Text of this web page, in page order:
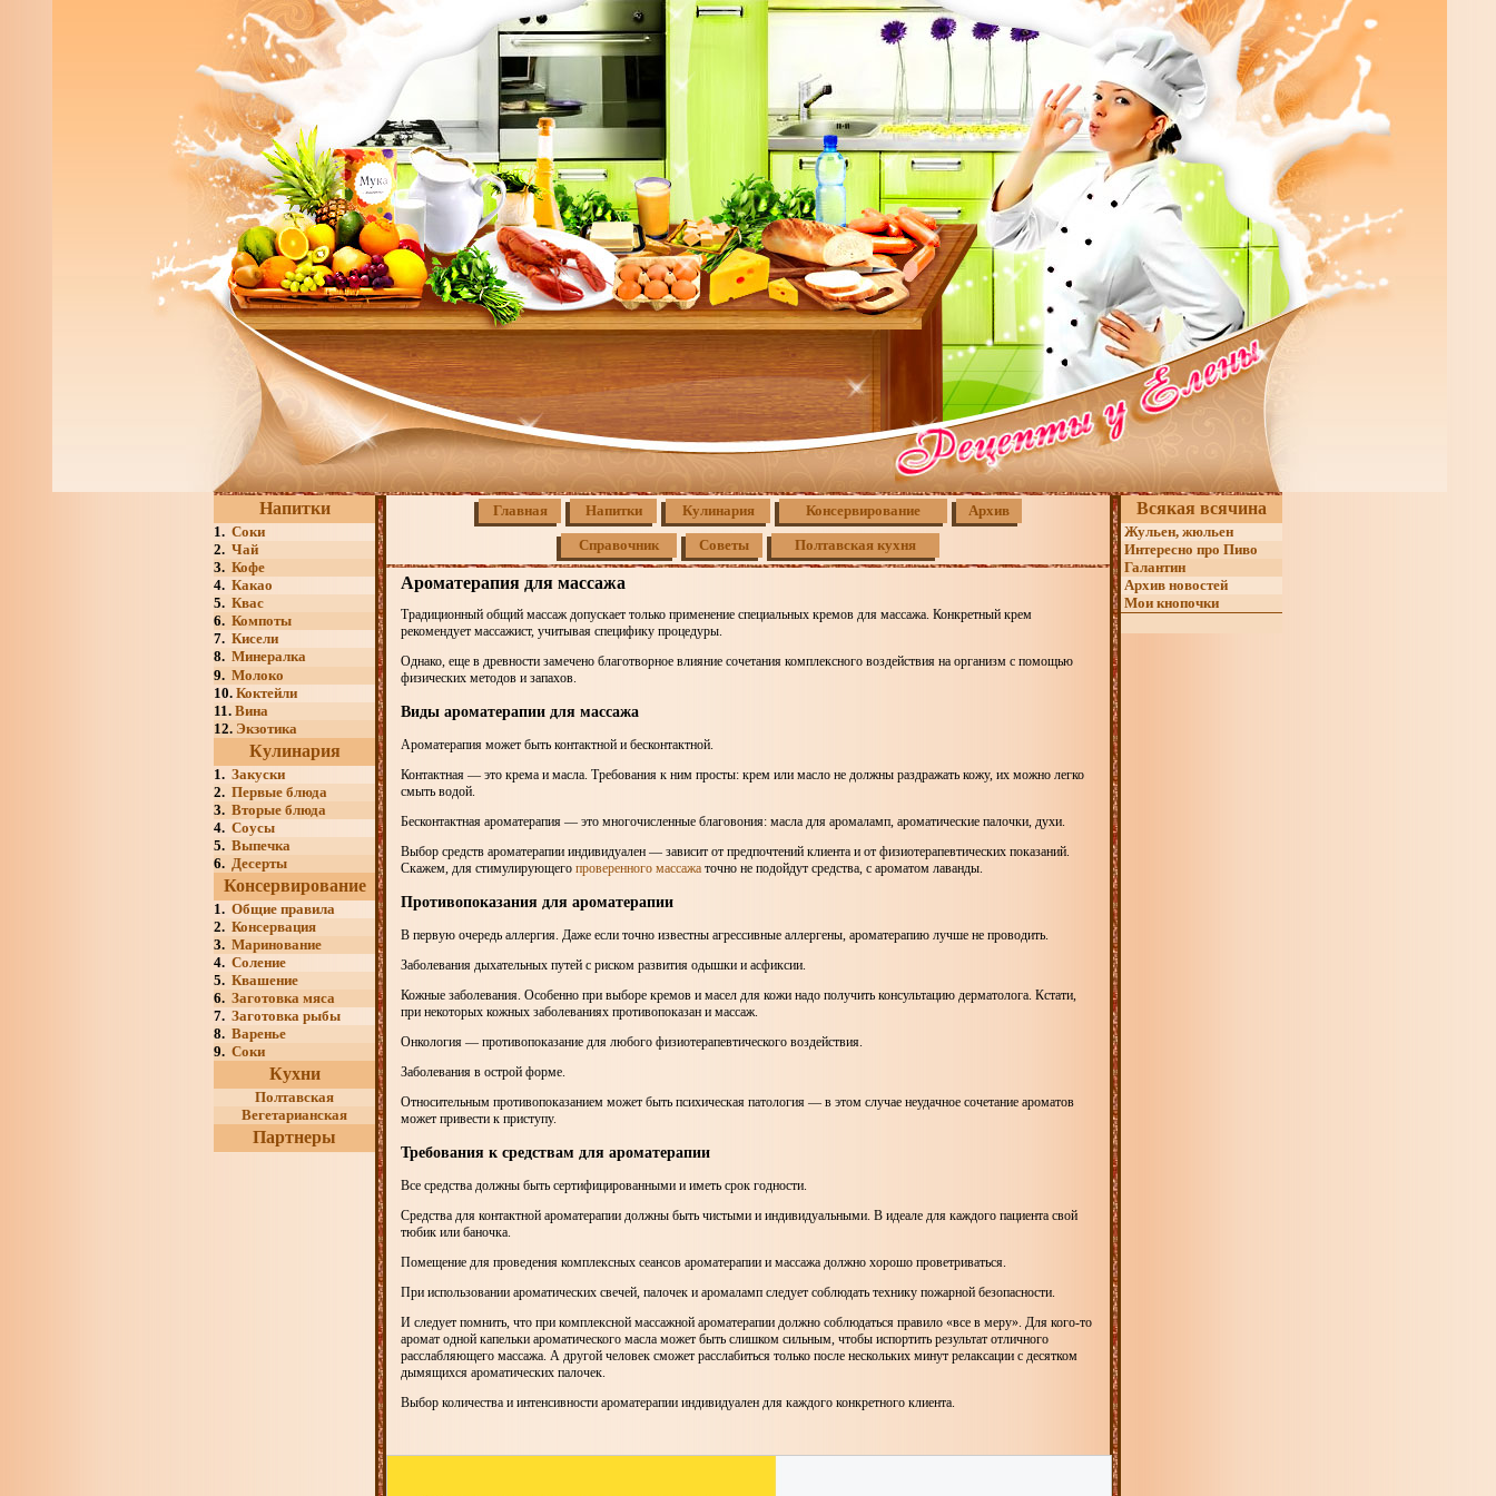
Напитки
1. Соки
2. Чай
3. Кофе
4. Какао
5. Квас
6. Компоты
7. Кисели
8. Минералка
9. Молоко
10. Коктейли
11. Вина
12. Экзотика
Кулинария
1. Закуски
2. Первые блюда
3. Вторые блюда
4. Соусы
5. Выпечка
6. Десерты
Консервирование
1. Общие правила
2. Консервация
3. Маринование
4. Соление
5. Квашение
6. Заготовка мяса
7. Заготовка рыбы
8. Варенье
9. Соки
Кухни
Полтавская
Вегетарианская
Партнеры
Главная Напитки Кулинария Консервирование Архив
Справочник Советы Полтавская кухня
Ароматерапия для массажа
Традиционный общий массаж допускает только применение специальных кремов для массажа. Конкретный крем
рекомендует массажист, учитывая специфику процедуры.
Однако, еще в древности замечено благотворное влияние сочетания комплексного воздействия на организм с помощью
физических методов и запахов.
Виды ароматерапии для массажа
Ароматерапия может быть контактной и бесконтактной.
Контактная — это крема и масла. Требования к ним просты: крем или масло не должны раздражать кожу, их можно легко
смыть водой.
Бесконтактная ароматерапия — это многочисленные благовония: масла для аромаламп, ароматические палочки, духи.
Выбор средств ароматерапии индивидуален — зависит от предпочтений клиента и от физиотерапевтических показаний.
Скажем, для стимулирующего проверенного массажа точно не подойдут средства, с ароматом лаванды.
Противопоказания для ароматерапии
В первую очередь аллергия. Даже если точно известны агрессивные аллергены, ароматерапию лучше не проводить.
Заболевания дыхательных путей с риском развития одышки и асфиксии.
Кожные заболевания. Особенно при выборе кремов и масел для кожи надо получить консультацию дерматолога. Кстати,
при некоторых кожных заболеваниях противопоказан и массаж.
Онкология — противопоказание для любого физиотерапевтического воздействия.
Заболевания в острой форме.
Относительным противопоказанием может быть психическая патология — в этом случае неудачное сочетание ароматов
может привести к приступу.
Требования к средствам для ароматерапии
Все средства должны быть сертифицированными и иметь срок годности.
Средства для контактной ароматерапии должны быть чистыми и индивидуальными. В идеале для каждого пациента свой
тюбик или баночка.
Помещение для проведения комплексных сеансов ароматерапии и массажа должно хорошо проветриваться.
При использовании ароматических свечей, палочек и аромаламп следует соблюдать технику пожарной безопасности.
И следует помнить, что при комплексной массажной ароматерапии должно соблюдаться правило «все в меру». Для кого-то
аромат одной капельки ароматического масла может быть слишком сильным, чтобы испортить результат отличного
расслабляющего массажа. А другой человек сможет расслабиться только после нескольких минут релаксации с десятком
дымящихся ароматических палочек.
Выбор количества и интенсивности ароматерапии индивидуален для каждого конкретного клиента.
Всякая всячина
Жульен, жюльен
Интересно про Пиво
Галантин
Архив новостей
Мои кнопочки